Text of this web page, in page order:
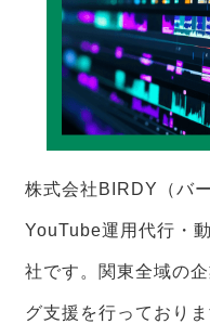
株式会社BIRDY（バ
YouTube運用代行・
社です。関東全域の
グ支援を行っておりま